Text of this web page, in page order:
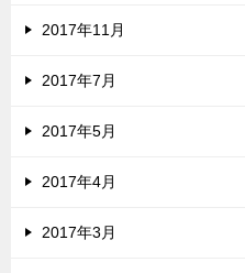
2017年11月
2017年7月
2017年5月
2017年4月
2017年3月